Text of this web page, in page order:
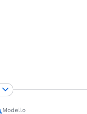
Modello